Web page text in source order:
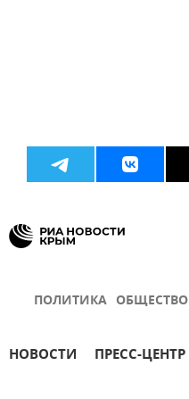
ПОЛИТИКА ОБЩЕСТВО
НОВОСТИ ПРЕСС-ЦЕНТР